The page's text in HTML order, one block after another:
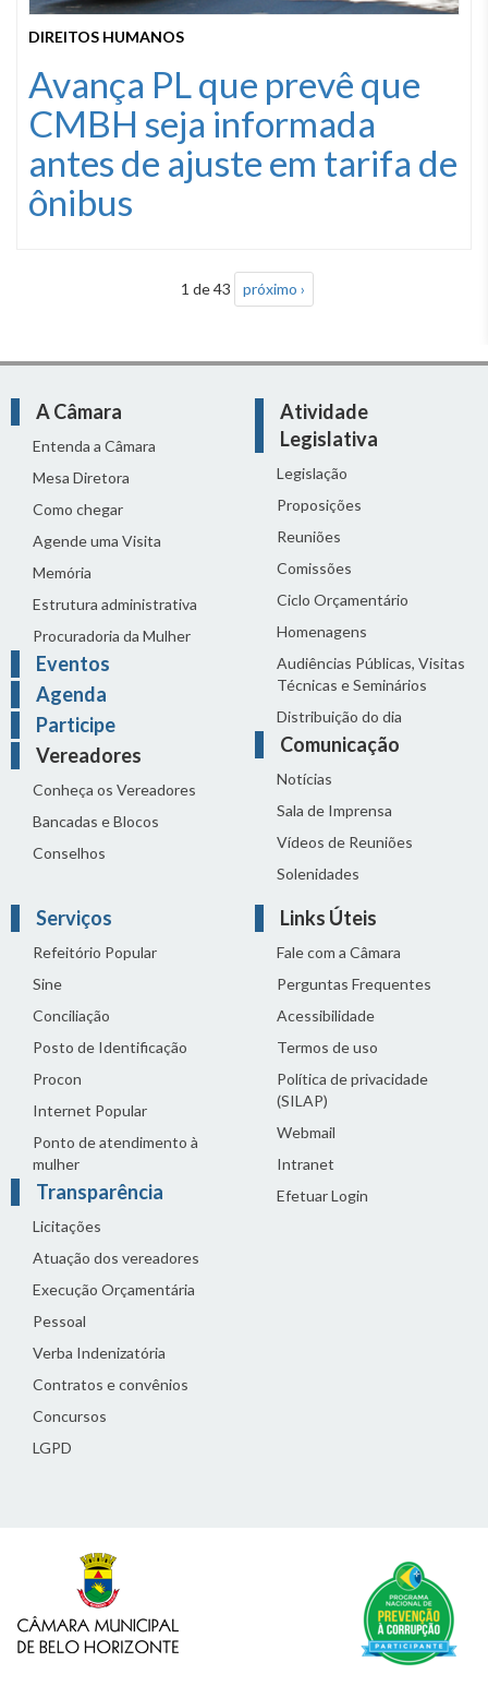
DIREITOS HUMANOS
Avança PL que prevê que
CMBH seja informada
antes de ajuste em tarifa de
ônibus
1 de 43 próximo ›
A Câmara
Entenda a Câmara
Mesa Diretora
Como chegar
Agende uma Visita
Memória
Estrutura administrativa
Procuradoria da Mulher
Eventos
Agenda
Participe
Vereadores
Conheça os Vereadores
Bancadas e Blocos
Conselhos
Atividade
Legislativa
Legislação
Proposições
Reuniões
Comissões
Ciclo Orçamentário
Homenagens
Audiências Públicas, Visitas
Técnicas e Seminários
Distribuição do dia
Comunicação
Notícias
Sala de Imprensa
Vídeos de Reuniões
Solenidades
Serviços
Refeitório Popular
Sine
Conciliação
Posto de Identificação
Procon
Internet Popular
Ponto de atendimento à
mulher
Transparência
Licitações
Atuação dos vereadores
Execução Orçamentária
Pessoal
Verba Indenizatória
Contratos e convênios
Concursos
LGPD
Links Úteis
Fale com a Câmara
Perguntas Frequentes
Acessibilidade
Termos de uso
Política de privacidade
(SILAP)
Webmail
Intranet
Efetuar Login